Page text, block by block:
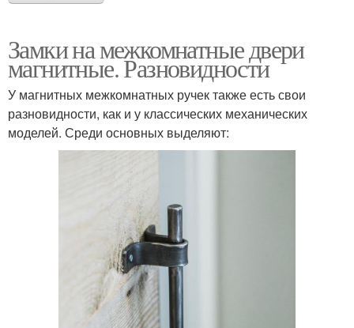
Замки на межкомнатные двери
магнитные. Разновидности
У магнитных межкомнатных ручек также есть свои
разновидности, как и у классических механических
моделей. Среди основных выделяют: